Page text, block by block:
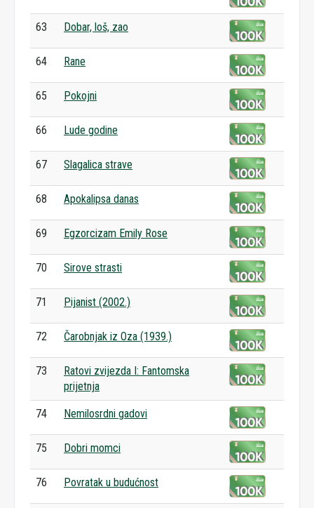
63 Dobar, loš, zao
64 Rane
65 Pokojni
66 Lude godine
67 Slagalica strave
68 Apokalipsa danas
69 Egzorcizam Emily Rose
70 Sirove strasti
71 Pijanist (2002.)
72 Čarobnjak iz Oza (1939.)
73
Ratovi zvijezda I: Fantomska
prijetnja
74 Nemilosrdni gadovi
75 Dobri momci
76 Povratak u budućnost